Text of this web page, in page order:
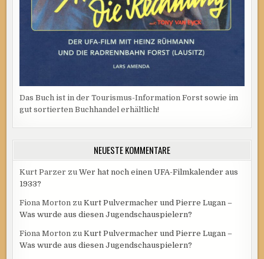
Das Buch ist in der Tourismus-Information Forst sowie im
gut sortierten Buchhandel erhältlich!
NEUESTE KOMMENTARE
Kurt Parzer zuWer hat noch einen UFA-Filmkalender aus
1933?
Fiona Morton zuKurt Pulvermacher und Pierre Lugan –
Was wurde aus diesen Jugendschauspielern?
Fiona Morton zuKurt Pulvermacher und Pierre Lugan –
Was wurde aus diesen Jugendschauspielern?